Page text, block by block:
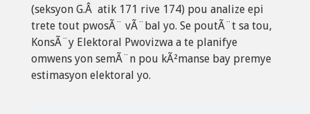
(seksyon G.Â atik 171 rive 174) pou analize epi
trete tout pwosÃ¨ vÃ¨bal yo. Se poutÃ¨t sa tou,
KonsÃ¨y Elektoral Pwovizwa a te planifye
omwens yon semÃ¨n pou kÃ²manse bay premye
estimasyon elektoral yo.